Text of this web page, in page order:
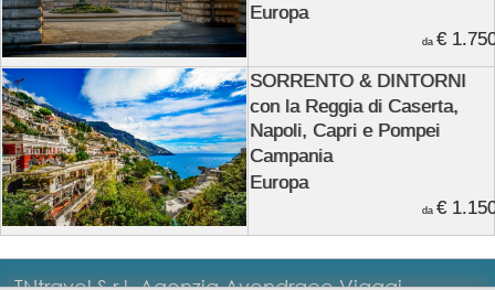
Europa
da€
SORRENTO & DINTORNI
con la Reggia di Caserta,
Napoli, Capri e Pompei
Campania
Europa
da€